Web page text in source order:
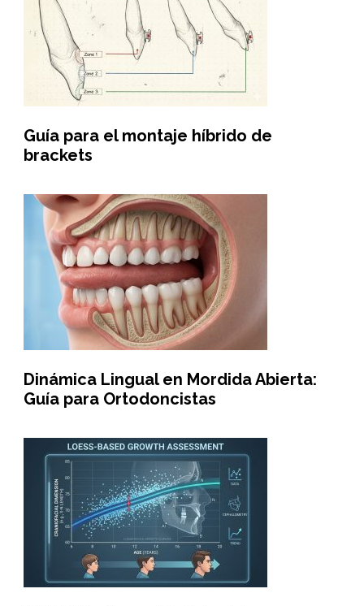
Guía para el montaje híbrido de
brackets
Dinámica Lingual en Mordida Abierta:
Guía para Ortodoncistas